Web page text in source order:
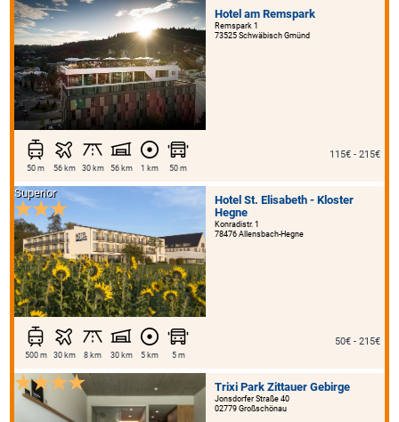
Hotel am Remspark
Remspark 1
73525 Schwäbisch Gmünd
50 m 56 km 30 km 56 km 1 km 50 m
115€ - 215€
Hotel St. Elisabeth - Kloster
Hegne
Konradistr. 1
78476 Allensbach-Hegne
Superior
500 m 30 km 8 km 30 km 5 km 5 m
50€ - 215€
Trixi Park Zittauer Gebirge
Jonsdorfer Straße 40
02779 Großschönau